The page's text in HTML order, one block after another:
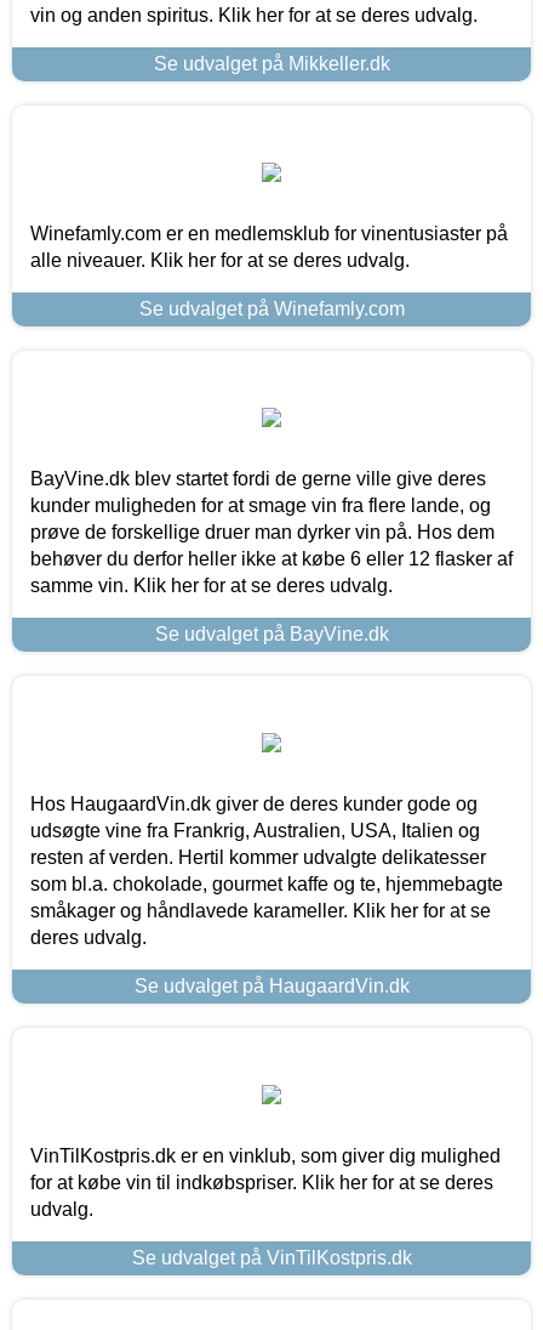
vin og anden spiritus. Klik her for at se deres udvalg.
Se udvalget på Mikkeller.dk
Winefamly.com er en medlemsklub for vinentusiaster på
alle niveauer. Klik her for at se deres udvalg.
Se udvalget på Winefamly.com
BayVine.dk blev startet fordi de gerne ville give deres
kunder muligheden for at smage vin fra flere lande, og
prøve de forskellige druer man dyrker vin på. Hos dem
behøver du derfor heller ikke at købe 6 eller 12 flasker af
samme vin. Klik her for at se deres udvalg.
Se udvalget på BayVine.dk
Hos HaugaardVin.dk giver de deres kunder gode og
udsøgte vine fra Frankrig, Australien, USA, Italien og
resten af verden. Hertil kommer udvalgte delikatesser
som bl.a. chokolade, gourmet kaffe og te, hjemmebagte
småkager og håndlavede karameller. Klik her for at se
deres udvalg.
Se udvalget på HaugaardVin.dk
VinTilKostpris.dk er en vinklub, som giver dig mulighed
for at købe vin til indkøbspriser. Klik her for at se deres
udvalg.
Se udvalget på VinTilKostpris.dk